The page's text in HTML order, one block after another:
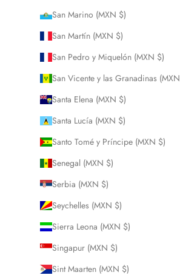
San Marino (MXN $)
San Martín (MXN $)
San Pedro y Miquelón (MXN $)
San Vicente y las Granadinas
Santa Elena (MXN $)
Santa Lucía (MXN $)
Santo Tomé y Príncipe (MXN $)
Senegal (MXN $)
Serbia (MXN $)
Seychelles (MXN $)
Sierra Leona (MXN $)
Singapur (MXN $)
Sint Maarten (MXN $)